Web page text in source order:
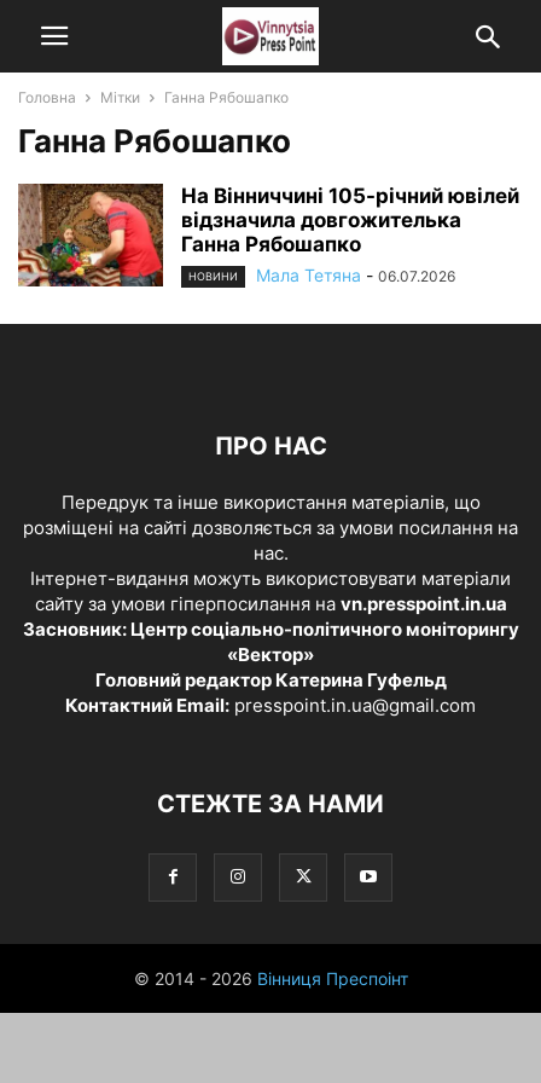
Головна Мітки Ганна Рябошапко
Ганна Рябошапко
На Вінниччині 105-річний ювілей
відзначила довгожителька
Ганна Рябошапко
НОВИНИ Мала Тетяна - 06.07.2026
ПРО НАС
Передрук та інше використання матеріалів, що
розміщені на сайті дозволяється за умови посилання на
нас.
Інтернет-видання можуть використовувати матеріали
сайту за умови гіперпосилання на vn.presspoint.in.ua
Засновник: Центр соціально-політичного моніторингу
«Вектор»
Головний редактор Катерина Гуфельд
Контактний Email: presspoint.in.ua@gmail.com
СТЕЖТЕ ЗА НАМИ
© 2014 - 2026 Вінниця Преспоінт